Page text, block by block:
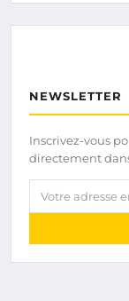
NEWSLETTER
Inscrivez-vous
directement
Votre adresse